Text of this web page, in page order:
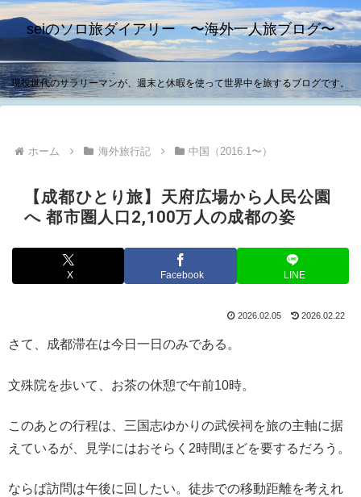
seiのソロ旅ダイアリー 〜海外一人旅ブログ〜
現役世代のサラリーマンが、週末と休暇を使って世界中を旅するブログです。
ホーム 海外旅行記 中国（2016.1〜）
【成都ひとり旅】天府広場から人民公園
へ 都市圏人口2,100万人の成都の姿
X Facebook LINE
2026.02.05 2026.02.22
さて、成都滞在は今日一日のみである。
文殊院を歩いて、お茶の休憩で午前10時。
このあとの行程は、三国志ゆかりの武侯祠を旅の主軸に据
えているが、見学にはおそらく2時間ほどを要するだろう。
ならば訪問は午後に回したい。徒歩での移動距離を考えれ